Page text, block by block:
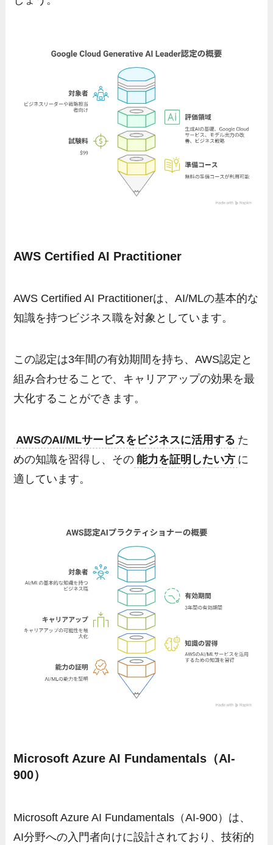
AWS Certified AI Practitioner
AWS Certified AI Practitionerは、AI/MLの基本的な
知識を持つビジネス職を対象としています。
この認定は3年間の有効期間を持ち、AWS認定と
組み合わせることで、キャリアアップの効果を最
大化することができます。
AWSのAI/MLサービスをビジネスに活用する た
めの知識を習得し、その 能力を証明したい方 に
適しています。
Microsoft Azure AI Fundamentals（AI-
900）
Microsoft Azure AI Fundamentals（AI-900）は、
AI分野への入門者向けに設計されており、技術的